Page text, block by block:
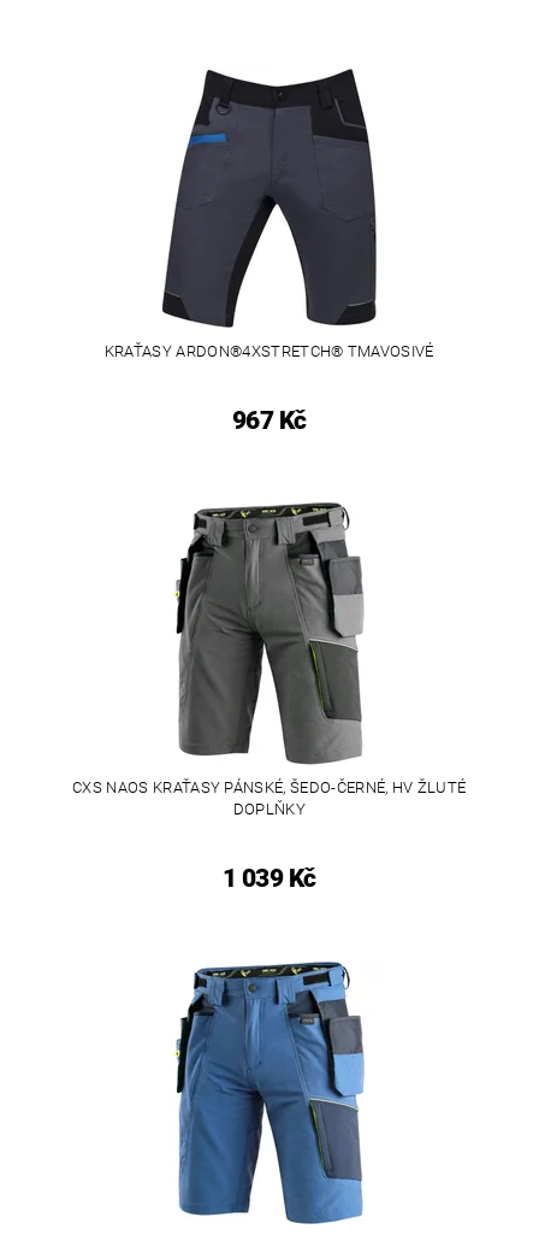
KRAŤASY ARDON®4XSTRETCH® TMAVOSIVÉ
967 Kč
CXS NAOS KRAŤASY PÁNSKÉ, ŠEDO-ČERNÉ, HV ŽLUTÉ
DOPLŇKY
1 039 Kč